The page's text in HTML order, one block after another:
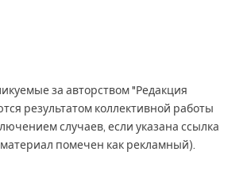
за авторством "Редакция
результатом коллективной работы
случаев, если указана ссылка
помечен как рекламный).